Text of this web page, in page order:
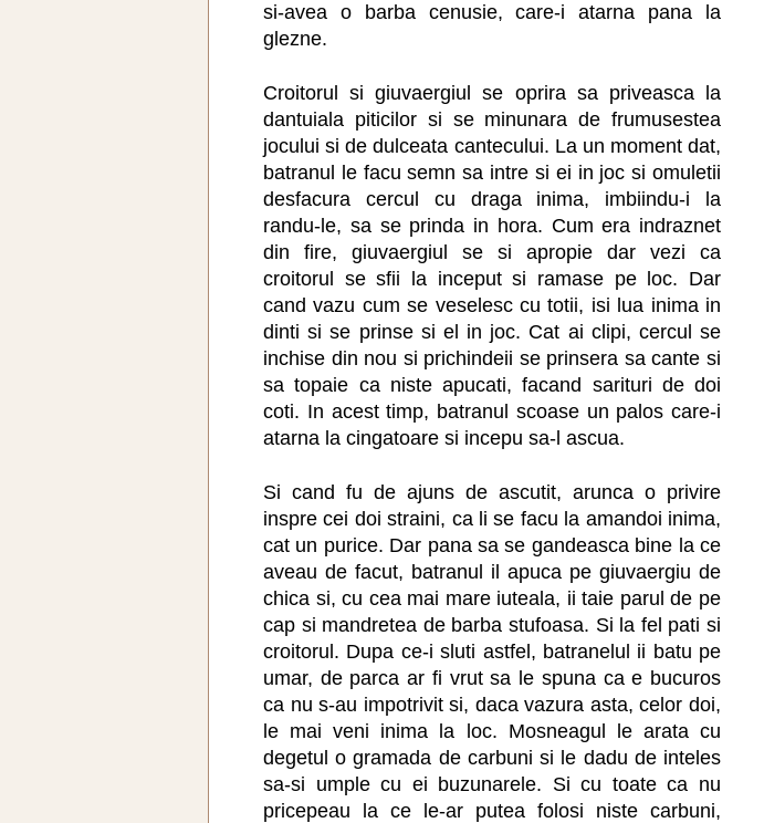
si-avea o barba cenusie, care-i atarna pana la
glezne.
Croitorul si giuvaergiul se oprira sa priveasca la
dantuiala piticilor si se minunara de frumusestea
jocului si de dulceata cantecului. La un moment dat,
batranul le facu semn sa intre si ei in joc si omuletii
desfacura cercul cu draga inima, imbiindu-i la
randu-le, sa se prinda in hora. Cum era indraznet
din fire, giuvaergiul se si apropie dar vezi ca
croitorul se sfii la inceput si ramase pe loc. Dar
cand vazu cum se veselesc cu totii, isi lua inima in
dinti si se prinse si el in joc. Cat ai clipi, cercul se
inchise din nou si prichindeii se prinsera sa cante si
sa topaie ca niste apucati, facand sarituri de doi
coti. In acest timp, batranul scoase un palos care-i
atarna la cingatoare si incepu sa-l ascua.
Si cand fu de ajuns de ascutit, arunca o privire
inspre cei doi straini, ca li se facu la amandoi inima,
cat un purice. Dar pana sa se gandeasca bine la ce
aveau de facut, batranul il apuca pe giuvaergiu de
chica si, cu cea mai mare iuteala, ii taie parul de pe
cap si mandretea de barba stufoasa. Si la fel pati si
croitorul. Dupa ce-i sluti astfel, batranelul ii batu pe
umar, de parca ar fi vrut sa le spuna ca e bucuros
ca nu s-au impotrivit si, daca vazura asta, celor doi,
le mai veni inima la loc. Mosneagul le arata cu
degetul o gramada de carbuni si le dadu de inteles
sa-si umple cu ei buzunarele. Si cu toate ca nu
pricepeau la ce le-ar putea folosi niste carbuni,